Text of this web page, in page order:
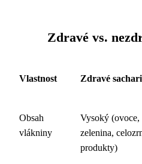
Zdravé vs.
Vlastnost Zdravé
Obsah
vlákniny
Vysoký (ovoce,
zelenina,
produkty)